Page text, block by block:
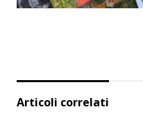
Articoli correlati